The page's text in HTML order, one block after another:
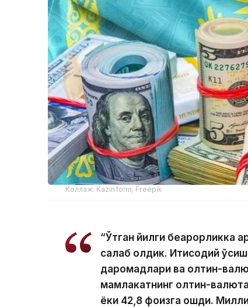
Коллаж: Kazinform; Freepik
“Ўтган йилги беқарорликка
сақлаб қолдик. Иқтисодий
даромадлари ва олтин-
мамлакатнинг олтин-
ёки 42,8 фоизга ошди.